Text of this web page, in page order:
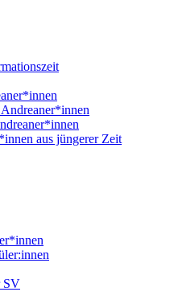
aus jüngerer Zeit
SV